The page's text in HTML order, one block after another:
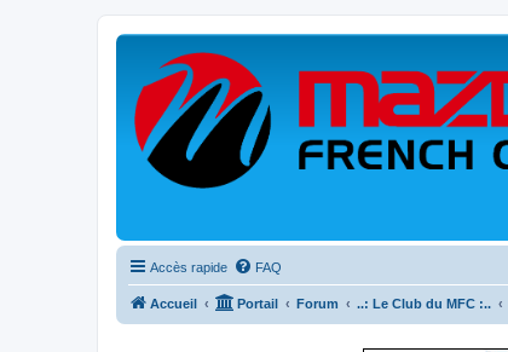
Accès rapide FAQ
Accueil Portail Forum ..: Le Club du MFC :..